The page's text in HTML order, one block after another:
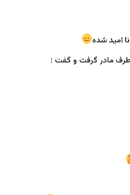
امید شده
طرف مادر گرفت و گفت :